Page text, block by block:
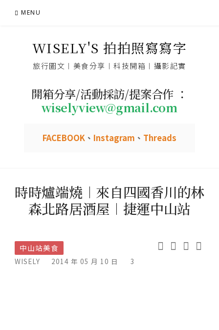
MENU
WISELY'S 拍拍照寫寫字
旅行圖文︱美食分享︱科技開箱︱攝影記實
開箱分享/活動採訪/提案合作 ：
wiselyview@gmail.com
FACEBOOK 、 Instagram 、 Threads
時時爐端燒︱來自四國香川的林
森北路居酒屋︱捷運中山站
中山站美食
WISELY 2014 年 05 月 10 日 3